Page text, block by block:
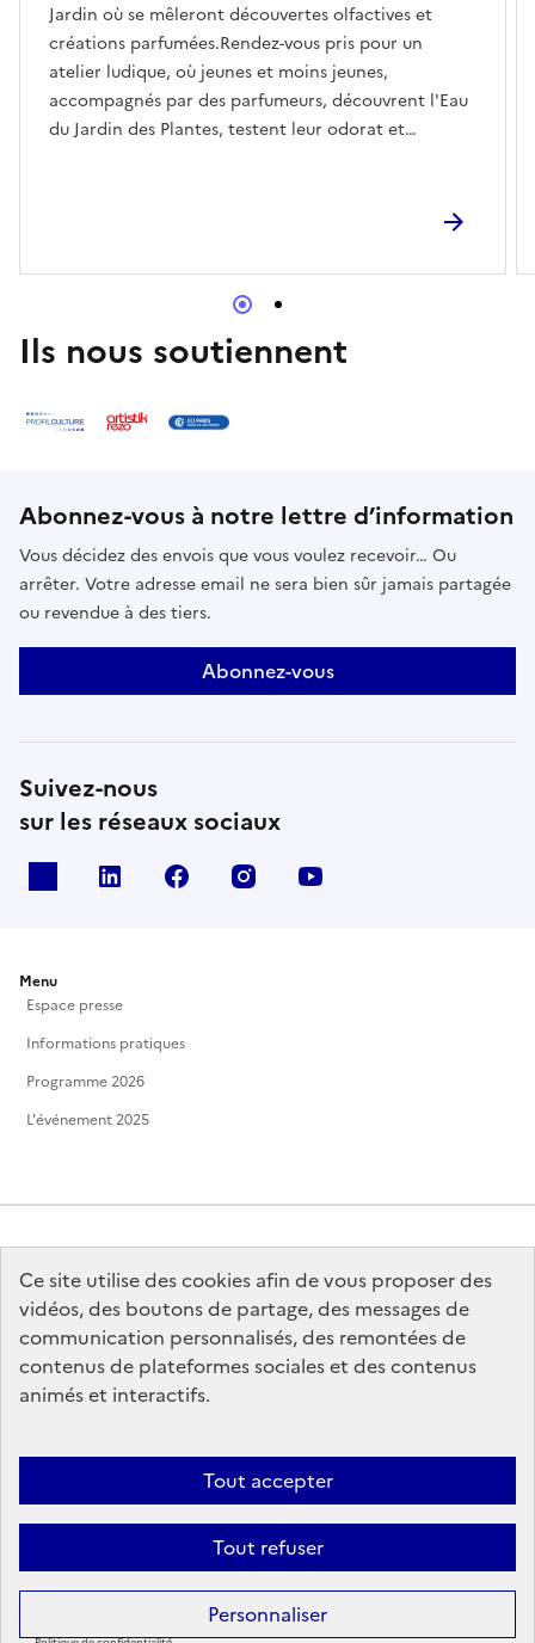
Ce site utilise des cookies afin de vous proposer des
vidéos, des boutons de partage, des messages de
communication personnalisés, des remontées de
contenus de plateformes sociales et des contenus
animés et interactifs.
Tout accepter
Tout refuser
Personnaliser
Jardin où se mêleront découvertes olfactives et
créations parfumées.Rendez-vous pris pour un
atelier ludique, où jeunes et moins jeunes,
accompagnés par des parfumeurs, découvrent l'Eau
du Jardin des Plantes, testent leur odorat et
Jardin des Plantes. Eveillez vos sens, laissez parler
Ils nous soutiennent
Abonnez-vous à notre lettre d’information
Vous décidez des envois que vous voulez recevoir… Ou
arrêter. Votre adresse email ne sera bien sûr jamais partagée
ou revendue à des tiers.
Abonnez-vous
Suivez-nous
sur les réseaux sociaux
Linkedin Facebook Instagram
Menu
Espace presse
Informations pratiques
Programme 2026
L'événement 2025
MINISTÈRE
DE LA CULTURE
data.gouv.fr
Sauf mention contraire, tous les contenus de ce site sont sous